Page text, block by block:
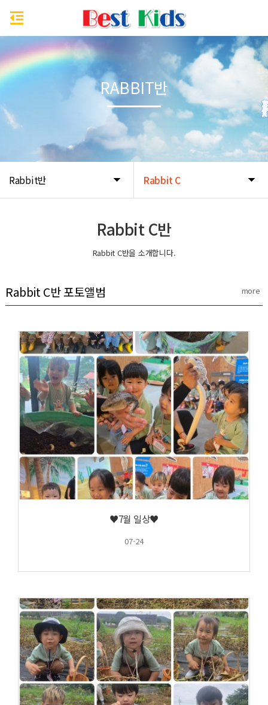
Rabbit반 Rabbit C
RABBIT반
Rabbit C반
Rabbit C반을 소개합니다.
Rabbit C반 포토앨범 more
♥7월 일상♥
07-24